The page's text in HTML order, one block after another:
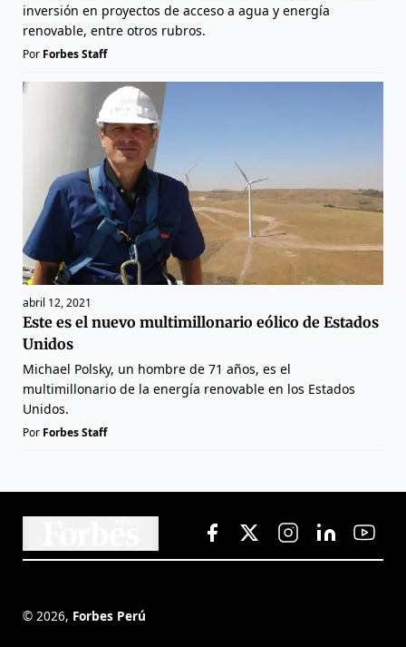
inversión en proyectos de acceso a agua y energía
renovable, entre otros rubros.
Por Forbes Staff
abril 12, 2021
Este es el nuevo multimillonario eólico de Estados
Unidos
Michael Polsky, un hombre de 71 años, es el
multimillonario de la energía renovable en los Estados
Unidos.
Por Forbes Staff
© 2026, Forbes Perú